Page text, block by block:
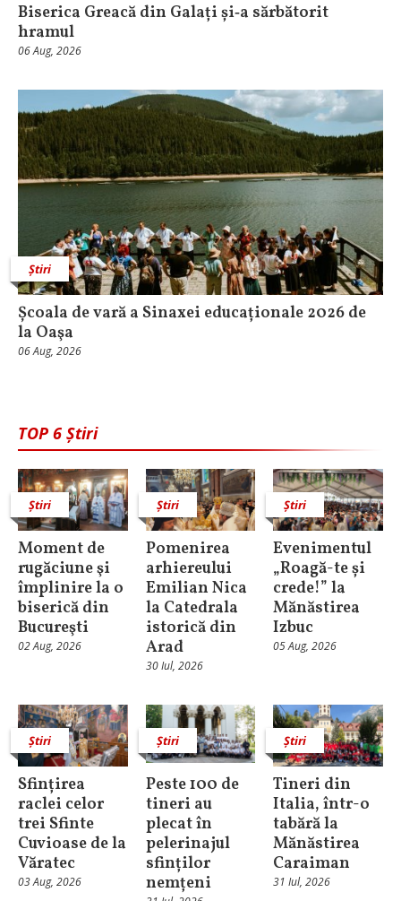
Biserica Greacă din Galați și‑a sărbătorit
hramul
06 Aug, 2026
Știri
Școala de vară a Sinaxei educaționale 2026 de
la Oaşa
06 Aug, 2026
TOP 6 Știri
Știri
Moment de
rugăciune şi
împlinire la o
biserică din
Bucureşti
02 Aug, 2026
Știri
Pomenirea
arhiereului
Emilian Nica
la Catedrala
istorică din
Arad
30 Iul, 2026
Știri
Evenimentul
„Roagă-te și
crede!” la
Mănăstirea
Izbuc
05 Aug, 2026
Știri
Sfințirea
raclei celor
trei Sfinte
Cuvioase de la
Văratec
03 Aug, 2026
Știri
Peste 100 de
tineri au
plecat în
pelerinajul
sfinților
nemțeni
Știri
Tineri din
Italia, într-o
tabără la
Mănăstirea
Caraiman
31 Iul, 2026